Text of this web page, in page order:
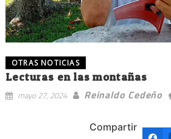
OTRAS NOTICIAS
Lecturas en las montañas
mayo 27, 2024 Reinaldo Cedeño
Compartir